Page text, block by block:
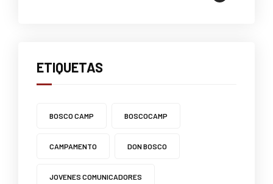
ETIQUETAS
BOSCO CAMP BOSCOCAMP
CAMPAMENTO DON BOSCO
JOVENES COMUNICADORES